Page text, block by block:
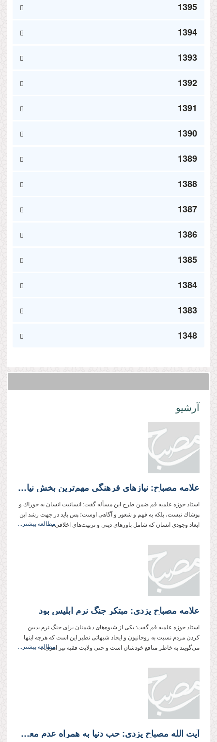
1395
1394
1393
1392
1391
1390
1389
1388
1387
1386
1385
1384
1383
1348
آرشیو
علامه مصباح: نیازهای فرهنگی مهم‌ترین بخش نیازهای انسان را تشكیل می‌دهند
استاد حوزه علمیه قم ضمن طرح این مسأله گفت: انسانیت انسان به خوراك و
پوشاك نیست، بلكه به فهم و شعور و آگاهی اوست؛ پس باید در جهت رشد این
ابعاد وجودی انسان كه شامل باورهای دینی و تربیت‌های اخلاقی...مطالعه بیشتر...
علامه مصباح یزدی: مبتكر جنگ نرم ابلیس بود
استاد حوزه علمیه قم گفت: یكی از شیوه‌های دشمنان برای جنگ نرم بدبین
كردن مردم نسبت به روحانیون و ایجاد شبهاتی نظیر این است كه هرچه اینها
می‌گویند به خاطر منافع خودشان است و حتی ولایت فقیه نیز امری...مطالعه بیشتر...
آیت الله مصباح یزدی: حب دنیا به همراه عدم معرفت و بصیرت، ریشه انحراف خواص بوده و هست